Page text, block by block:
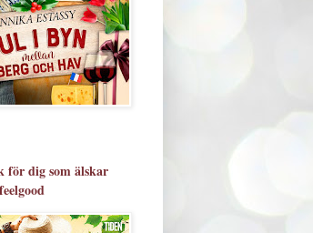
för dig som älskar